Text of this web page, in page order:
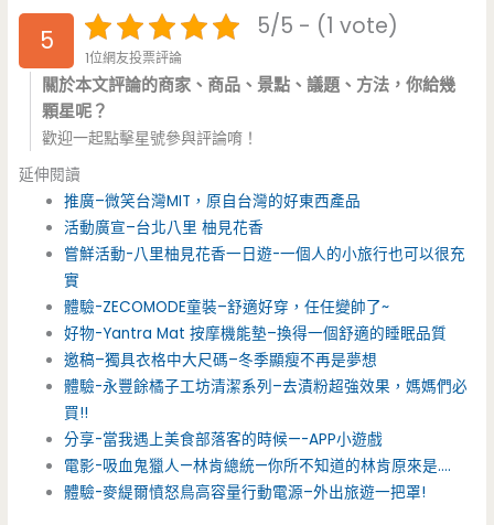
5 5/5 - (1 vote)
1位網友投票評論
關於本文評論的商家、商品、景點、議題、方法，你給幾
顆星呢？
歡迎一起點擊星號參與評論唷！
延伸閱讀
推廣–微笑台灣MIT，原自台灣的好東西產品
活動廣宣–台北八里 柚見花香
嘗鮮活動-八里柚見花香一日遊-一個人的小旅行也可以很充
實
體驗-ZECOMODE童裝–舒適好穿，任任變帥了~
好物-Yantra Mat 按摩機能墊–換得一個舒適的睡眠品質
邀稿–獨具衣格中大尺碼–冬季顯瘦不再是夢想
體驗-永豐餘橘子工坊清潔系列–去漬粉超強效果，媽媽們必
買!!
分享-當我遇上美食部落客的時候—-APP小遊戲
電影-吸血鬼獵人—林肯總統—你所不知道的林肯原來是….
體驗-麥緹爾憤怒鳥高容量行動電源–外出旅遊一把罩!